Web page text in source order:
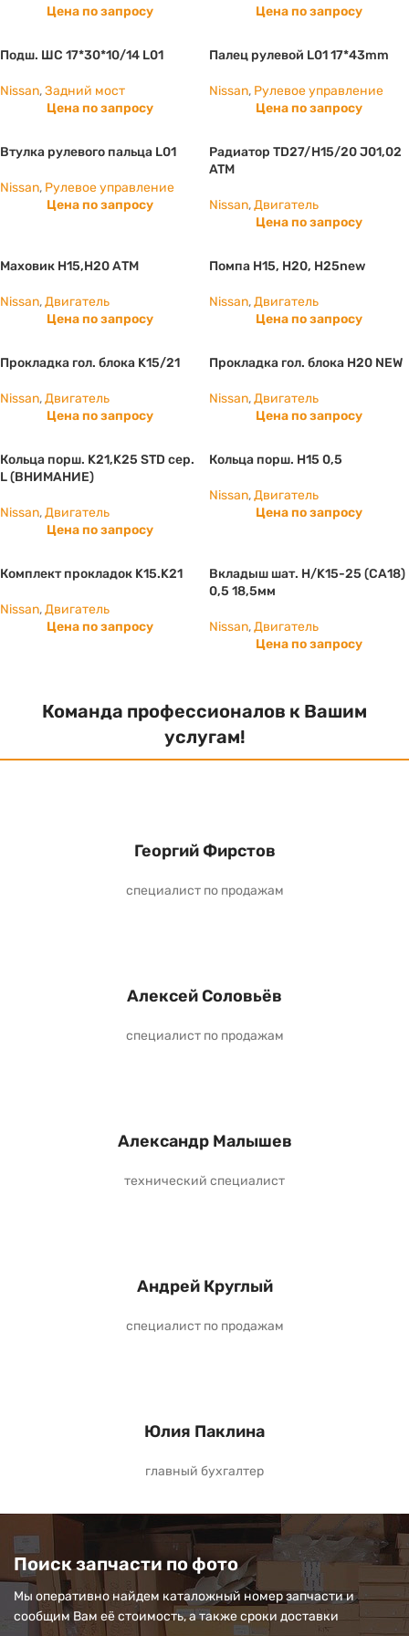
Цена по запросу
Цена по запросу
Подш. ШС 17*30*10/14 L01
Nissan,Задний мост
Цена по запросу
Палец рулевой L01 17*43mm
Nissan, Рулевое управление
Цена по запросу
Втулка рулевого пальца L01
Nissan, Рулевое управление
Цена по запросу
Радиатор TD27/H15/20 J01,02
ATM
Nissan,Двигатель
Цена по запросу
Маховик Н15,Н20 АТМ
Nissan,Двигатель
Цена по запросу
Помпа H15, Н20, Н25new
Nissan,Двигатель
Цена по запросу
Прокладка гол. блока K15/21
Nissan,Двигатель
Цена по запросу
Прокладка гол. блока H20 NEW
Nissan,Двигатель
Цена по запросу
Кольца порш. K21,K25 STD сер.
L (ВНИМАНИЕ)
Nissan,Двигатель
Цена по запросу
Кольца порш. H15 0,5
Nissan,Двигатель
Цена по запросу
Комплект прокладок K15.K21
Nissan,Двигатель
Цена по запросу
Вкладыш шат. Н/K15-25 (СА18)
0,5 18,5мм
Nissan,Двигатель
Цена по запросу
Команда профессионалов к Вашим
услугам!
Георгий Фирстов
специалист по продажам
Алексей Соловьёв
специалист по продажам
Александр Малышев
технический специалист
Андрей Круглый
специалист по продажам
Юлия Паклина
главный бухгалтер
Поиск запчасти по фото
Мы оперативно найдем каталожный номер запчасти и
сообщим Вам её стоимость, а также сроки доставки